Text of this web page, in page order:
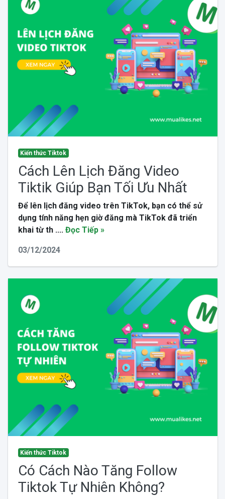
Kiến thức Tiktok
Cách Lên Lịch Đăng Video
Tiktik Giúp Bạn Tối Ưu Nhất
Để lên lịch đăng video trên TikTok, bạn có thể sử
dụng tính năng hẹn giờ đăng mà TikTok đã triển
khai từ th .... Đọc Tiếp »
03/12/2024
Kiến thức Tiktok
Có Cách Nào Tăng Follow
Tiktok Tự Nhiên Không?